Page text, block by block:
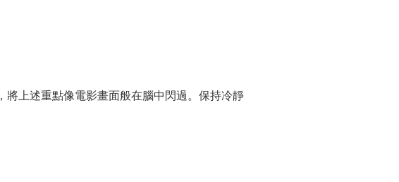
上述重點像電影畫面般在腦中閃過。保持冷靜